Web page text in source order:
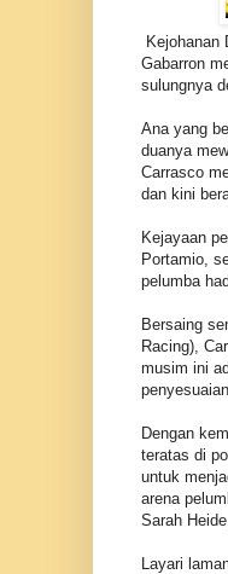
Kejohanan
Gabarron
sulungnya
Ana yang
duanya
Carrasco
dan kini
Kejayaan
Portamio,
pelumba
Bersaing
Racing),
musim ini
Dengan
teratas di
untuk
arena
Sarah
Layari